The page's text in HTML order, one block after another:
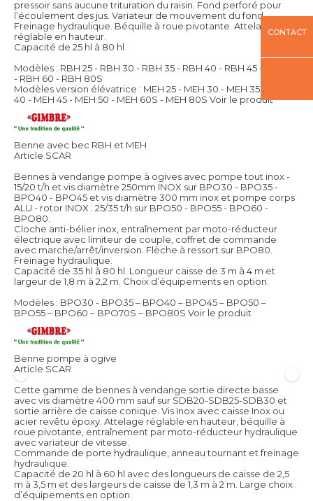
pressoir sans aucune trituration du raisin. Fond perforé pour
l’écoulement des jus. Variateur de mouvement du fond.
Freinage hydraulique. Béquille à roue pivotante. Attelage
réglable en hauteur.
Capacité de 25 hl à 80 hl
Modèles : RBH 25 - RBH 30 - RBH 35 - RBH 40 - RBH 45 - RBH 50
- RBH 60 - RBH 80S
Modèles version élévatrice : MEH 25 - MEH 30 - MEH 35 - MEH
40 - MEH 45 - MEH 50 - MEH 60S - MEH 80S Voir le produit
Benne avec bec RBH et MEH
Article SCAR
Bennes à vendange pompe à ogives avec pompe tout inox -
15/20 t/h et vis diamètre 250mm INOX sur BPO30 - BPO35 -
BPO40 - BPO45 et vis diamètre 300 mm inox et pompe corps
ALU - rotor INOX : 25/35 t/h sur BPO50 - BPO55 - BPO60 -
BPO80.
Cloche anti-bélier inox, entraînement par moto-réducteur
électrique avec limiteur de couple, coffret de commande
avec marche/arrêt/inversion. Flèche à ressort sur BPO80.
Freinage hydraulique.
Capacité de 35 hl à 80 hl. Longueur caisse de 3 m à 4 m et
largeur de 1,8 m à 2,2 m. Choix d’équipements en option.
Modèles : BPO30 - BPO35 – BPO40 – BPO45 – BPO50 –
BPO55 – BPO60 – BPO70S – BPO80S Voir le produit
Benne pompe à ogive
Article SCAR
Cette gamme de bennes à vendange sortie directe basse
avec vis diamètre 400 mm sauf sur SDB20-SDB25-SDB30 et
sortie arrière de caisse conique. Vis Inox avec caisse Inox ou
acier revêtu époxy. Attelage réglable en hauteur, béquille à
roue pivotante, entraînement par moto-réducteur hydraulique
avec variateur de vitesse.
Commande de porte hydraulique, anneau tournant et freinage
hydraulique.
Capacité de 20 hl à 60 hl avec des longueurs de caisse de 2,5
m à 3,5 m et des largeurs de caisse de 1,3 m à 2 m. Large choix
d’équipements en option.
CONTACT